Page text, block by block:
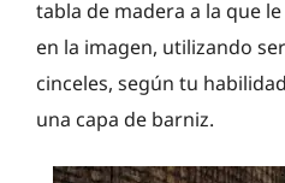
tabla de madera a la que
en la imagen, utilizando
cinceles, según tu
una capa de barniz.